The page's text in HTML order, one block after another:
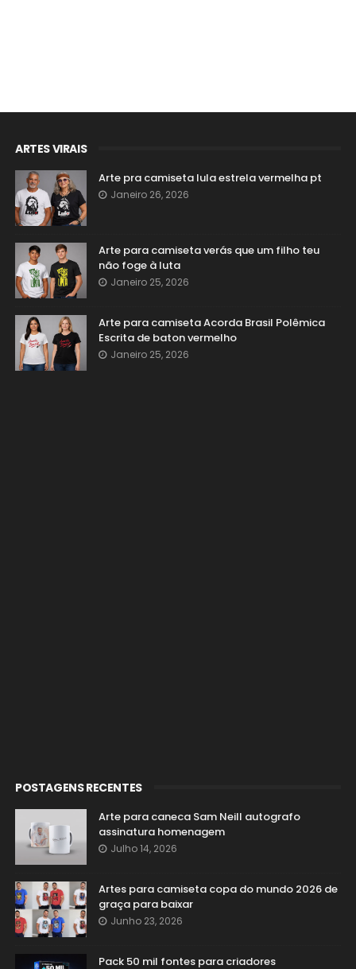
ARTES VIRAIS
Arte pra camiseta lula estrela vermelha pt
Janeiro 26, 2026
Arte para camiseta verás que um filho teu
não foge à luta
Janeiro 25, 2026
Arte para camiseta Acorda Brasil Polêmica
Escrita de baton vermelho
Janeiro 25, 2026
POSTAGENS RECENTES
Arte para caneca Sam Neill autografo
assinatura homenagem
Julho 14, 2026
Artes para camiseta copa do mundo 2026 de
graça para baixar
Junho 23, 2026
Pack 50 mil fontes para criadores